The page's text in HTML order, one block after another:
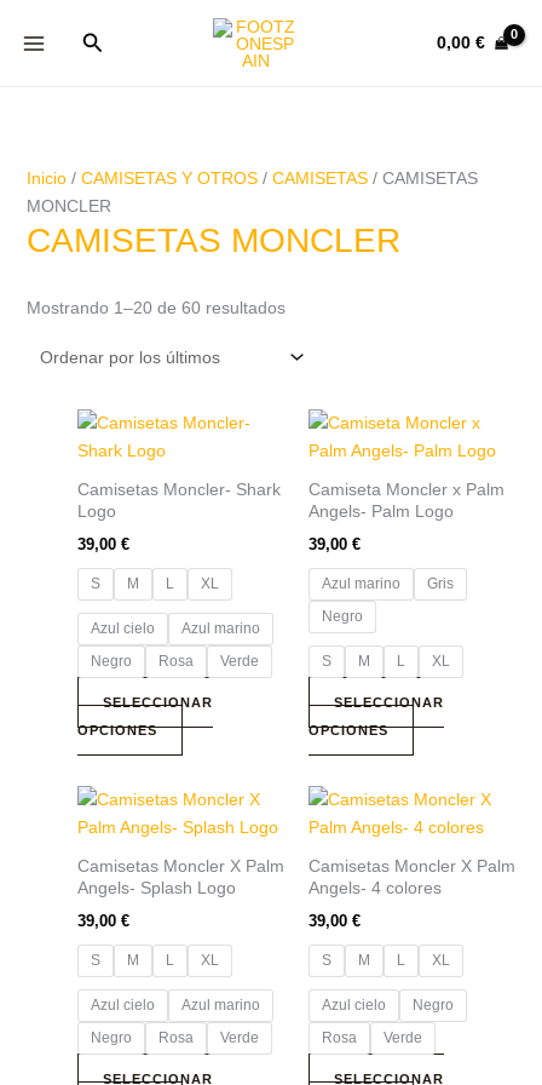
Buscar 0,00€
Inicio/ CAMISETAS Y OTROS/ CAMISETAS/ CAMISETAS
MONCLER
CAMISETAS MONCLER
Mostrando 1–20 de 60 resultados
por
Camisetas Moncler- Shark
Logo
39,00 €
S M L XL
Azul cielo
Azul marino
Negro
Rosa Verde
SELECCIONAR
OPCIONES
Este
opciones
se
pueden
elegir
en
la
página
producto
Camiseta Moncler x Palm
Angels- Palm Logo
39,00 €
Azul marino
Gris
Negro
S M L XL
SELECCIONAR
OPCIONES
Este
producto
múltiples
opciones
pueden
elegir
en
la
página
producto
Camisetas Moncler X Palm
Angels- Splash Logo
39,00 €
S M L XL
Azul cielo
Azul marino
Negro
Rosa Verde
SELECCIONAR
Este
producto
múltiples
opciones
se
pueden
elegir
en
Camisetas Moncler X Palm
Angels- 4 colores
39,00 €
S M L XL
Azul cielo
Negro
Rosa
Verde
SELECCIONAR
Este
producto
múltiples
opciones
se
pueden
elegir
en